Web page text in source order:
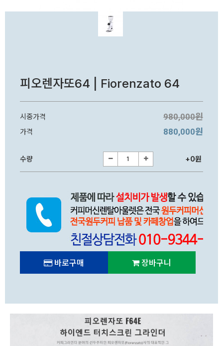
피오렌자또64 | Fiorenzato 64
시중가격 980,000원
가격 880,000원
수량 +0원
바로구매 장바구니